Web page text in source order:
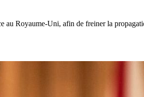
au Royaume-Uni, afin de freiner la